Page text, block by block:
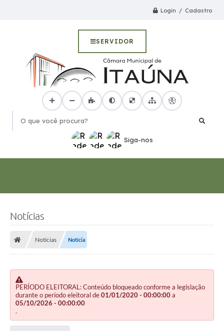
Login / Cadastro
O que você procura?
Siga-nos
SERVIDOR
Notícias
Notícias Notícia
PERÍODO ELEITORAL: Conteúdo bloqueado conforme a legislação
durante o período eleitoral de01/01/2020 - 00:00:00a
05/10/2026 - 00:00:00
.